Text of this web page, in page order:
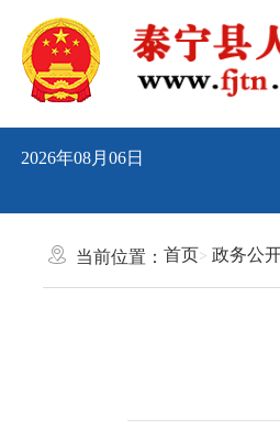
2026年08月06日
当前位置：首页 政务公